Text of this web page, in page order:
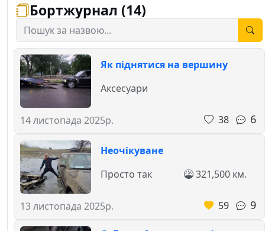
Бортжурнал (14)
Як піднятися на вершину
14 листопада 2025р.
Аксесуари
38 6
Неочікуване
13 листопада 2025р.
Просто так 321,500 км.
59 9